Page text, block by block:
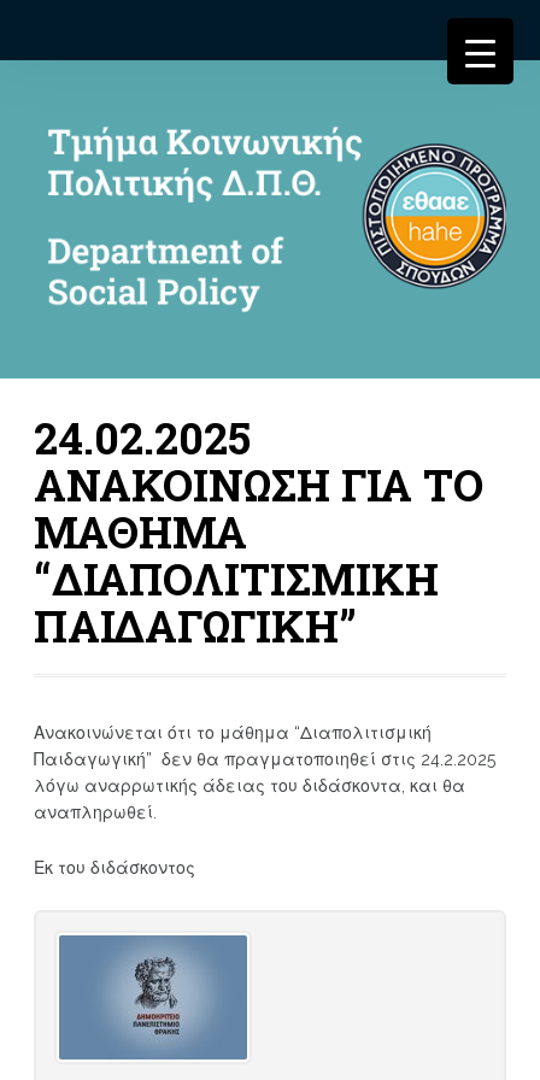
24.02.2025
ΑΝΑΚΟΙΝΩΣΗ ΓΙΑ ΤΟ
ΜΑΘΗΜΑ
“ΔΙΑΠΟΛΙΤΙΣΜΙΚΗ
ΠΑΙΔΑΓΩΓΙΚΗ”
Ανακοινώνεται ότι το μάθημα “Διαπολιτισμική
Παιδαγωγική” δεν θα πραγματοποιηθεί στις 24.2.2025
λόγω αναρρωτικής άδειας του διδάσκοντα, και θα
αναπληρωθεί.
Εκ του διδάσκοντος